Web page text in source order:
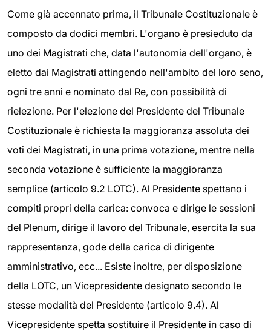
Come già accennato prima, il Tribunale Costituzionale è
composto da dodici membri. L'organo è presieduto da
uno dei Magistrati che, data l'autonomia dell'organo, è
eletto dai Magistrati attingendo nell'ambito del loro seno,
ogni tre anni e nominato dal Re, con possibilità di
rielezione. Per l'elezione del Presidente del Tribunale
Costituzionale è richiesta la maggioranza assoluta dei
voti dei Magistrati, in una prima votazione, mentre nella
seconda votazione è sufficiente la maggioranza
semplice (articolo 9.2 LOTC). Al Presidente spettano i
compiti propri della carica: convoca e dirige le sessioni
del Plenum, dirige il lavoro del Tribunale, esercita la sua
rappresentanza, gode della carica di dirigente
amministrativo, ecc... Esiste inoltre, per disposizione
della LOTC, un Vicepresidente designato secondo le
stesse modalità del Presidente (articolo 9.4). Al
Vicepresidente spetta sostituire il Presidente in caso di